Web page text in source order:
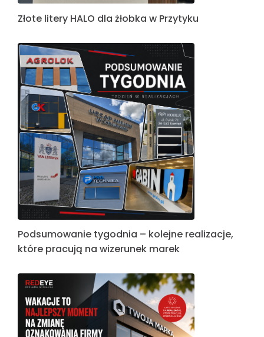
Złote litery HALO dla żłobka w Przytyku
Podsumowanie tygodnia – kolejne realizacje,
które pracują na wizerunek marek